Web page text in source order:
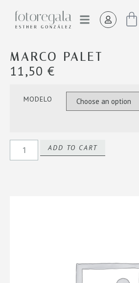
MARCO PALET
11,50 €
MODELO
ADD TO CART